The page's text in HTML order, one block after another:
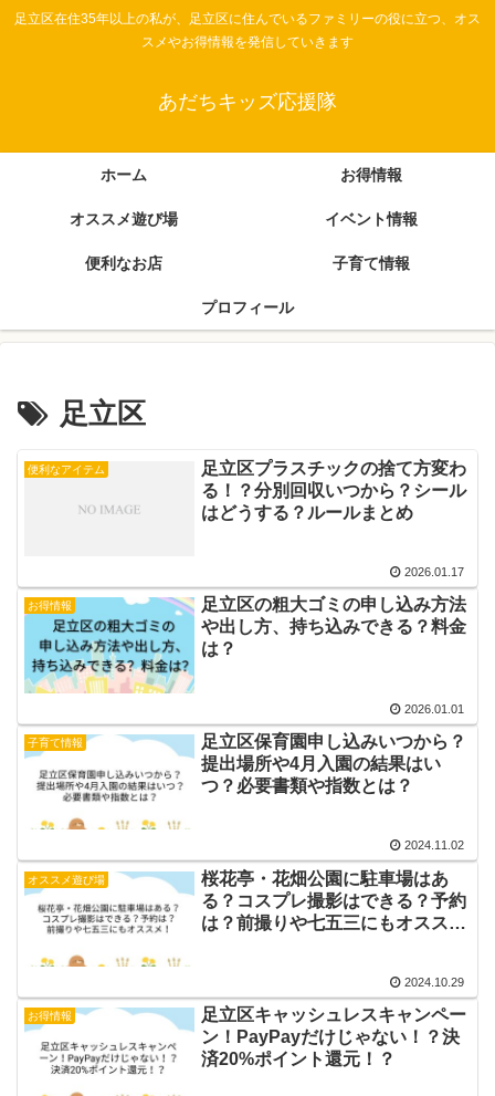
足立区在住35年以上の私が、足立区に住んでいるファミリーの役に立つ、オス
スメやお得情報を発信していきます
あだちキッズ応援隊
ホーム お得情報
オススメ遊び場 イベント情報
便利なお店 子育て情報
プロフィール
足立区
便利なアイテム
足立区プラスチックの捨て方変わ
る！？分別回収いつから？シール
はどうする？ルールまとめ
2026.01.17
お得情報
足立区の粗大ゴミの申し込み方法
や出し方、持ち込みできる？料金
は？
2026.01.01
子育て情報
足立区保育園申し込みいつから？
提出場所や4月入園の結果はい
つ？必要書類や指数とは？
2024.11.02
オススメ遊び場
桜花亭・花畑公園に駐車場はあ
る？コスプレ撮影はできる？予約
は？前撮りや七五三にもオスス
2024.10.29
お得情報
足立区キャッシュレスキャンペー
ン！PayPayだけじゃない！？決
済20%ポイント還元！？